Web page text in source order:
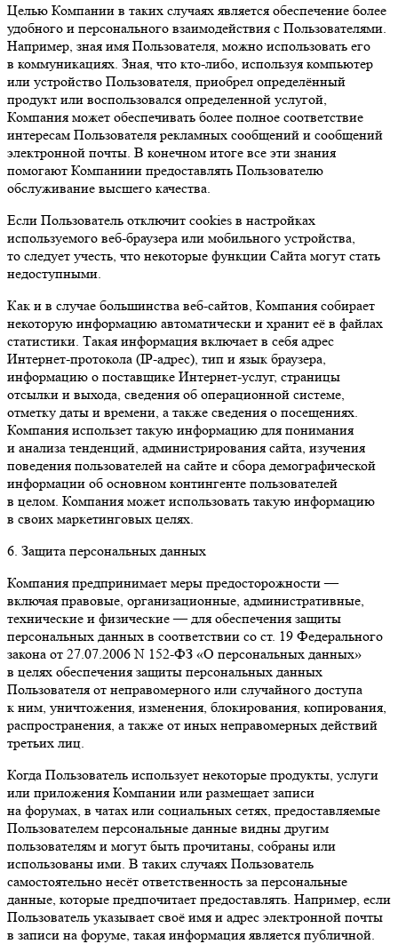
Целью Компании в таких случаях является обеспечение более
удобного и персонального взаимодействия с Пользователями.
Например, зная имя Пользователя, можно использовать его
в коммуникациях. Зная, что кто-либо, используя компьютер
или устройство Пользователя, приобрел определённый
продукт или воспользовался определенной услугой,
Компания может обеспечивать более полное соответствие
интересам Пользователя рекламных сообщений и сообщений
электронной почты. В конечном итоге все эти знания
помогают Компаниии предоставлять Пользователю
обслуживание высшего качества.
Если Пользователь отключит cookies в настройках
используемого веб-браузера или мобильного устройства,
то следует учесть, что некоторые функции Сайта могут стать
недоступными.
Как и в случае большинства веб-сайтов, Компания собирает
некоторую информацию автоматически и хранит её в файлах
статистики. Такая информация включает в себя адрес
Интернет-протокола (IP-адрес), тип и язык браузера,
информацию о поставщике Интернет-услуг, страницы
отсылки и выхода, сведения об операционной системе,
отметку даты и времени, а также сведения о посещениях.
Компания использет такую информацию для понимания
и анализа тенденций, администрирования сайта, изучения
поведения пользователей на сайте и сбора демографической
информации об основном контингенте пользователей
в целом. Компания может использовать такую информацию
в своих маркетинговых целях.
6. Защита персональных данных
Компания предпринимает меры предосторожности —
включая правовые, организационные, административные,
технические и физические — для обеспечения защиты
персональных данных в соответствии со ст. 19 Федерального
закона от 27.07.2006 N 152-ФЗ «О персональных данных»
в целях обеспечения защиты персональных данных
Пользователя от неправомерного или случайного доступа
к ним, уничтожения, изменения, блокирования, копирования,
распространения, а также от иных неправомерных действий
третьих лиц.
Когда Пользователь использует некоторые продукты, услуги
или приложения Компании или размещает записи
на форумах, в чатах или социальных сетях, предоставляемые
Пользователем персональные данные видны другим
пользователям и могут быть прочитаны, собраны или
использованы ими. В таких случаях Пользователь
самостоятельно несёт ответственность за персональные
данные, которые предпочитает предоставлять. Например, если
Пользователь указывает своё имя и адрес электронной почты
в записи на форуме, такая информация является публичной.